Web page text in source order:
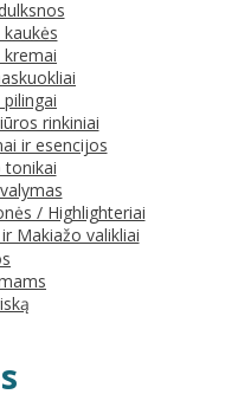
kremai
rinkiniai
ir esencijos
tonikai
/ Highlighteriai
Makiažo valikliai